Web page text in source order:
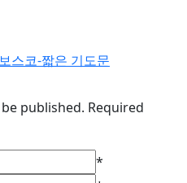
스코-짧은 기도문
published. Required
*